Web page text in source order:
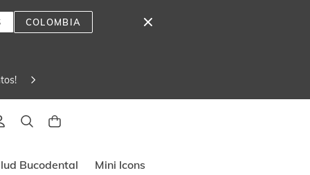
COLOMBIA
Bucodental Mini Icons